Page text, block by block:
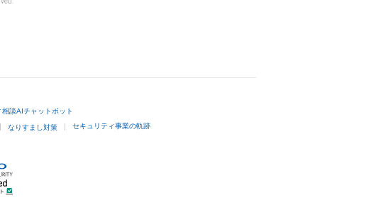
談AIチャットボット
なりすまし対策 セキュリティ事業の軌跡